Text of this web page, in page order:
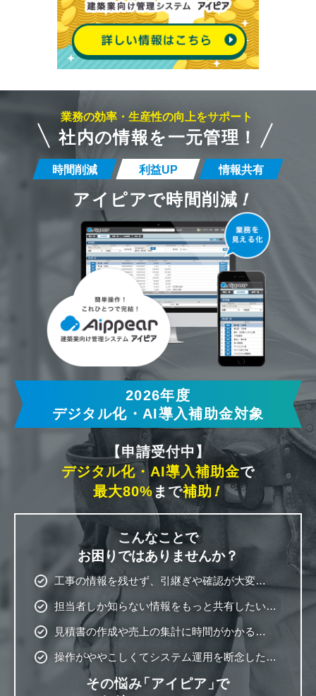
業務の効率・生産性の向上をサポート
社内の情報を一元管理！
時間削減 利益UP 情報共有
アイピアで時間削減！
2026年度
デジタル化・AI導入補助金対象
【申請受付中】
デジタル化・AI導入補助金で
最大80% まで補助！
こんなことで
お困りではありませんか？
工事の情報を残せず、引継ぎや確認が大変…
担当者しか知らない情報をもっと共有したい…
見積書の作成や売上の集計に時間がかかる…
操作がややこしくてシステム運用を断念した…
その悩み「アイピア」で